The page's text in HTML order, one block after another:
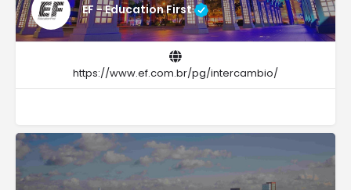
EF - Education First
https://www.ef.com.br/pg/intercambio/